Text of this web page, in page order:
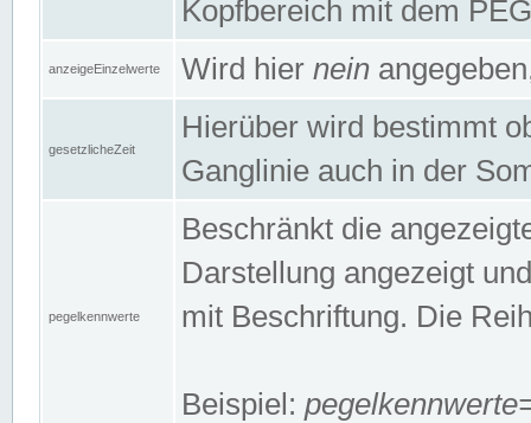
Kopfbereich mit dem
anzeigeEinzelwerte Wird hier nein
gesetzlicheZeit
Hierüber wird bestimmt
Ganglinie auch in der
pegelkennwerte
Beschränkt die
Darstellung angezeigt
mit Beschriftung. Die
Beispiel: